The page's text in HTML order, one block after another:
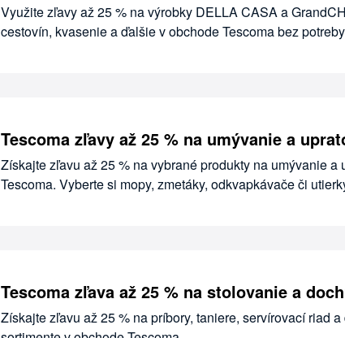
Využite zľavy až 25 % na výrobky DELLA CASA a
cestovín, kvasenie a ďalšie v obchode Tescoma bez
Tescoma zľavy až 25 % na umývanie a
Získajte zľavu až 25 % na vybrané produkty na umývanie a
Tescoma. Vyberte si mopy, zmetáky, odkvapkávače či
Tescoma zľava až 25 % na stolovanie a
Získajte zľavu až 25 % na príbory, taniere, servírovací riad